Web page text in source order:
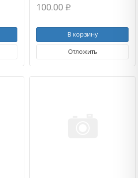
100.00 p
В корзину
Отложить